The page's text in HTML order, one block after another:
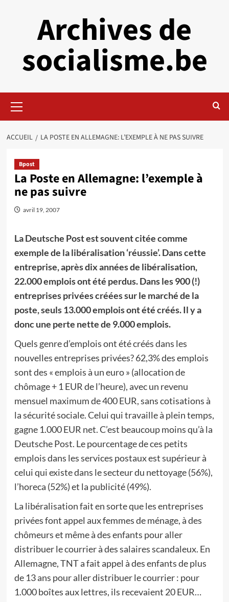
Archives de
socialisme.be
principal
ACCUEIL LA POSTE EN ALLEMAGNE: L’EXEMPLE À NE PAS SUIVRE
Bpost
La Poste en Allemagne: l’exemple à
ne pas suivre
avril 19, 2007
La Deutsche Post est souvent citée comme
exemple de la libéralisation ‘réussie’. Dans cette
entreprise, après dix années de libéralisation,
22.000 emplois ont été perdus. Dans les 900 (!)
entreprises privées créées sur le marché de la
poste, seuls 13.000 emplois ont été créés. Il y a
donc une perte nette de 9.000 emplois.
Quels genre d’emplois ont été créés dans les
nouvelles entreprises privées? 62,3% des emplois
sont des « emplois à un euro » (allocation de
chômage + 1 EUR de l’heure), avec un revenu
mensuel maximum de 400 EUR, sans cotisations à
la sécurité sociale. Celui qui travaille à plein temps,
gagne 1.000 EUR net. C’est beaucoup moins qu’à la
Deutsche Post. Le pourcentage de ces petits
emplois dans les services postaux est supérieur à
celui qui existe dans le secteur du nettoyage (56%),
l’horeca (52%) et la publicité (49%).
La libéralisation fait en sorte que les entreprises
privées font appel aux femmes de ménage, à des
chômeurs et même à des enfants pour aller
distribuer le courrier à des salaires scandaleux. En
Allemagne, TNT a fait appel à des enfants de plus
de 13 ans pour aller distribuer le courrier : pour
1.000 boîtes aux lettres, ils recevaient 20 EUR…